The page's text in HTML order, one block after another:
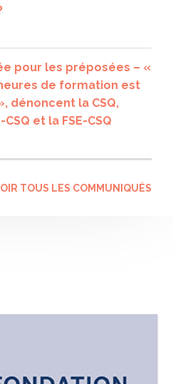
pour les préposées – «
de formation est
dénoncent la CSQ,
CSQ et la FSE-CSQ
TOUS LES COMMUNIQUÉS